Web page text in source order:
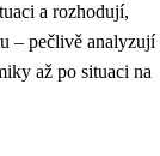
a rozhodují,
– pečlivě analyzují
až po situaci na